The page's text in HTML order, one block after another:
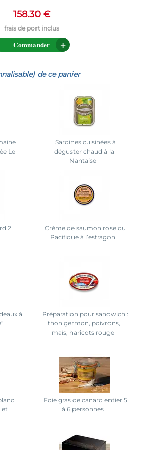
158.30 €
Commander
de ce panier
Le
Sardines cuisinées à
déguster chaud à la
Nantaise
2
Crème de saumon rose du
Pacifique à l’estragon
à
Préparation pour sandwich :
thon germon, poivrons,
maïs, haricots rouge
et
Foie gras de canard entier 5
à 6 personnes